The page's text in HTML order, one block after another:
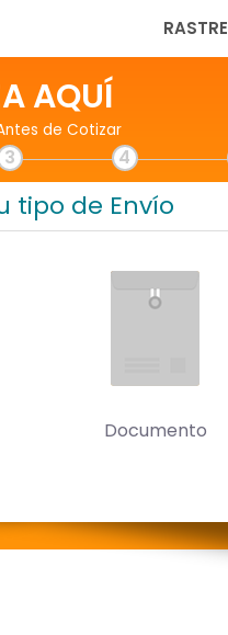
AQUÍ
de Cotizar
3 4
tipo de Envío
Documento